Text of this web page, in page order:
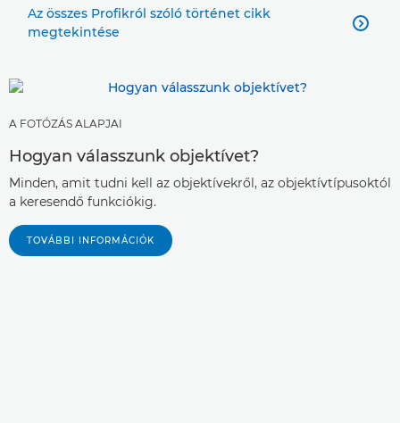
Az összes Profikról szóló történet cikk
megtekintése

A FOTÓZÁS ALAPJAI
Hogyan válasszunk objektívet?
Minden, amit tudni kell az objektívekről, az objektívtípusoktól
a keresendő funkciókig.
TOVÁBBI INFORMÁCIÓK